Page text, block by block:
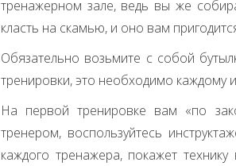
тренажерном зале, ведь вы же
класть на скамью, и оно вам
Обязательно возьмите с собой
тренировки, это необходимо каждому
На первой тренировке вам «по
тренером, воспользуйтесь
каждого тренажера, покажет